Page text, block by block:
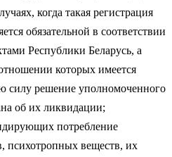
когда такая регистрация
обязательной в соответствии
Республики Беларусь, а
которых имеется
силу решение уполномоченного
об их ликвидации;
потребление
психотропных веществ, их